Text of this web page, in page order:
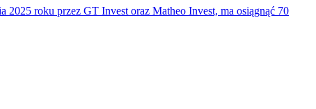
roku przez GT Invest oraz Matheo Invest, ma osiągnąć 70